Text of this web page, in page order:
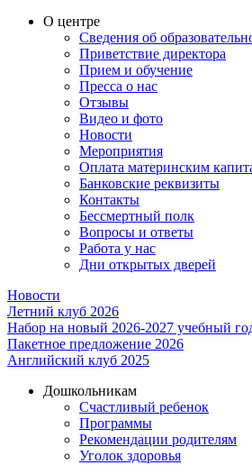
О центре
Сведения об
Приветствие директора
Прием и обучение
Пресса о нас
Отзывы
Видео и фото
Новости
Мероприятия
Оплата материнским
Банковские реквизиты
Контакты
Бессмертный полк
Вопросы и ответы
Работа у нас
Дни открытых дверей
Новости
Летний клуб 2026
Набор на новый 2026-2027 учебный
Пакетное предложение 2026
Английский клуб 2025
Дошкольникам
Счастливый ребенок
Программы
Рекомендации родителям
Уголок здоровья